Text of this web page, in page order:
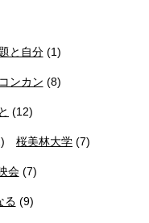
と自分(1)
ンカン (8)
(12)
桜美林大学 (7)
会(7)
る (9)